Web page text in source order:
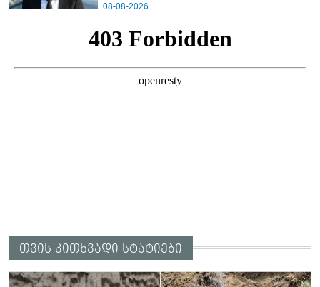
08-08-2026
თვის კითხვადი სტატიები